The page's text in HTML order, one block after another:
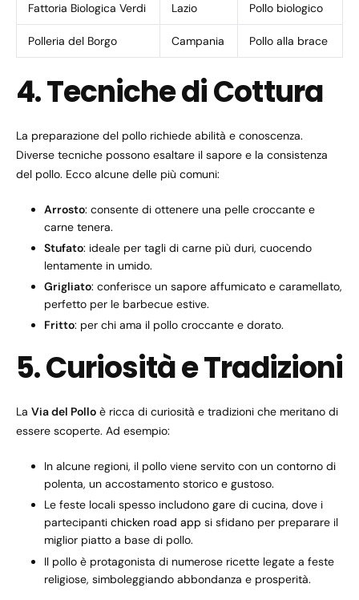
Fattoria Biologica Verdi Lazio Pollo biologico
Polleria del Borgo Campania Pollo alla brace
4. Tecniche di Cottura
La preparazione del pollo richiede abilità e conoscenza.
Diverse tecniche possono esaltare il sapore e la consistenza
del pollo. Ecco alcune delle più comuni:
Arrosto: consente di ottenere una pelle croccante e
carne tenera.
Stufato: ideale per tagli di carne più duri, cuocendo
lentamente in umido.
Grigliato: conferisce un sapore affumicato e caramellato,
perfetto per le barbecue estive.
Fritto: per chi ama il pollo croccante e dorato.
5. Curiosità e Tradizioni
La Via del Pollo è ricca di curiosità e tradizioni che meritano di
essere scoperte. Ad esempio:
In alcune regioni, il pollo viene servito con un contorno di
polenta, un accostamento storico e gustoso.
Le feste locali spesso includono gare di cucina, dove i
partecipanti chicken road app si sfidano per preparare il
miglior piatto a base di pollo.
Il pollo è protagonista di numerose ricette legate a feste
religiose, simboleggiando abbondanza e prosperità.